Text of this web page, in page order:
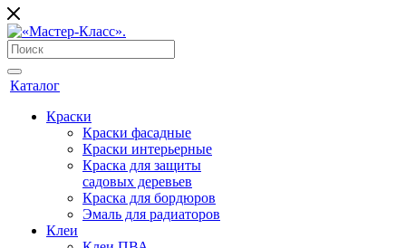
Каталог
Краски
Краски фасадные
Краски интерьерные
Краска для защиты
садовых деревьев
⁠Краска для бордюров
Эмаль для радиаторов
Клеи